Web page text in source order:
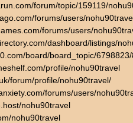
forum/topic/159119/
forums/users/
forums/users/
dashboard/listings/
board/board_topic/
profile/nohu90travel
forum/profile/nohu90travel/
forums/users/
nohu90travel
nohu90travel